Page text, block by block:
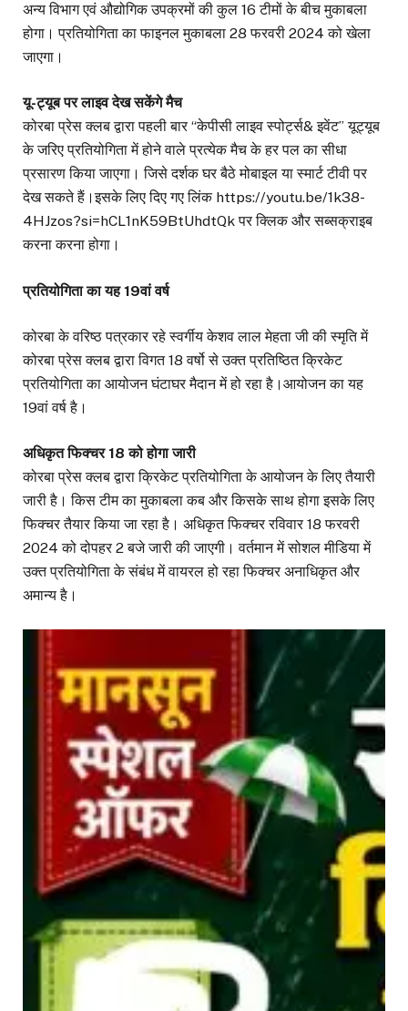
अन्य विभाग एवं औद्योगिक उपक्रमों की कुल 16 टीमों के बीच मुकाबला
होगा। प्रतियोगिता का फाइनल मुकाबला 28 फरवरी 2024 को खेला
जाएगा।
यू-ट्यूब पर लाइव देख सकेंगे मैच
कोरबा प्रेस क्लब द्वारा पहली बार “केपीसी लाइव स्पोर्ट्स& इवेंट” यूट्यूब
के जरिए प्रतियोगिता में होने वाले प्रत्येक मैच के हर पल का सीधा
प्रसारण किया जाएगा। जिसे दर्शक घर बैठे मोबाइल या स्मार्ट टीवी पर
देख सकते हैं।इसके लिए दिए गए लिंक https://youtu.be/1k38-
4HJzos?si=hCL1nK59BtUhdtQk पर क्लिक और सब्सक्राइब
करना करना होगा।
प्रतियोगिता का यह 19वां वर्ष
कोरबा के वरिष्ठ पत्रकार रहे स्वर्गीय केशव लाल मेहता जी की स्मृति में
कोरबा प्रेस क्लब द्वारा विगत 18 वर्षो से उक्त प्रतिष्ठित क्रिकेट
प्रतियोगिता का आयोजन घंटाघर मैदान में हो रहा है।आयोजन का यह
19वां वर्ष है।
अधिकृत फिक्चर 18 को होगा जारी
कोरबा प्रेस क्लब द्वारा क्रिकेट प्रतियोगिता के आयोजन के लिए तैयारी
जारी है। किस टीम का मुकाबला कब और किसके साथ होगा इसके लिए
फिक्चर तैयार किया जा रहा है। अधिकृत फिक्चर रविवार 18 फरवरी
2024 को दोपहर 2 बजे जारी की जाएगी। वर्तमान में सोशल मीडिया में
उक्त प्रतियोगिता के संबंध में वायरल हो रहा फिक्चर अनाधिकृत और
अमान्य है।